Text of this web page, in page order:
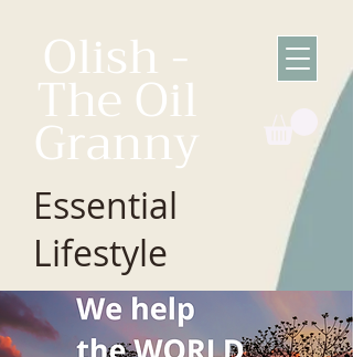
Olish -
The Oil
Granny
Essential
Lifestyle